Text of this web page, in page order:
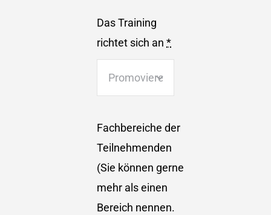
Das Training
richtet sich an *
Fachbereiche der
Teilnehmenden
(Sie können gerne
mehr als einen
Bereich nennen.